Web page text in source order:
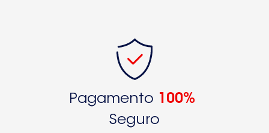
Pagamento
100%
Seguro